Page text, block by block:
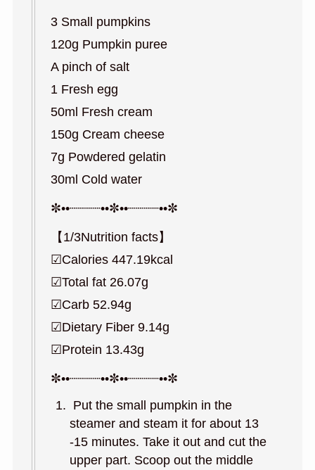
3 Small pumpkins
120g Pumpkin puree
A pinch of salt
1 Fresh egg
50ml Fresh cream
150g Cream cheese
7g Powdered gelatin
30ml Cold water
✼••┈┈┈┈••✼••┈┈┈┈••✼
【1/3Nutrition facts】
☑︎Calories 447.19kcal
☑︎Total fat 26.07g
☑︎Carb 52.94g
☑︎Dietary Fiber 9.14g
☑︎Protein 13.43g
✼••┈┈┈┈••✼••┈┈┈┈••✼
Put the small pumpkin in the
steamer and steam it for about 13
-15 minutes. Take it out and cut the
upper part. Scoop out the middle